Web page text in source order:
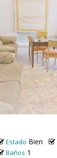
Estado Bien
Baños 1